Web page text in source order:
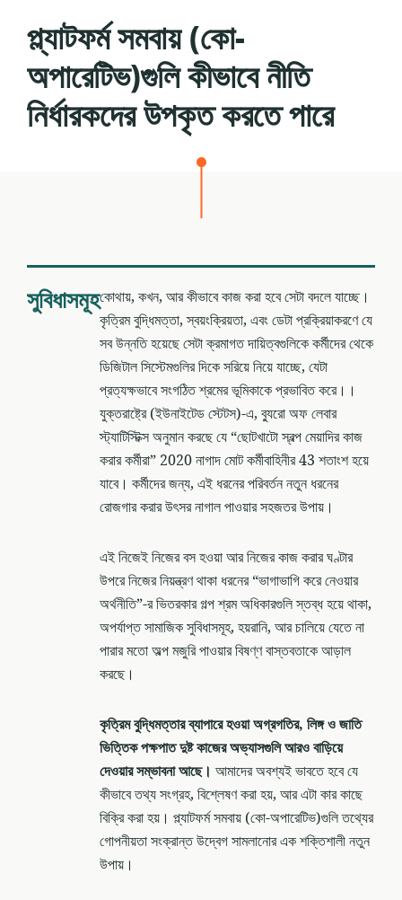
প্ল্যাটফর্ম সমবায় (কো-
অপারেটিভ)গুলি কীভাবে নীতি
নির্ধারকদের উপকৃত করতে পারে
সুবিধাসমূহকোথায়, কখন, আর কীভাবে কাজ করা হবে সেটা বদলে যাচ্ছে।
কৃত্রিম বুদ্ধিমত্তা, স্বয়ংক্রিয়তা, এবং ডেটা প্রক্রিয়াকরণে যে
সব উন্নতি হয়েছে সেটা ক্রমাগত দায়িত্বগুলিকে কর্মীদের থেকে
ডিজিটাল সিস্টেমগুলির দিকে সরিয়ে নিয়ে যাচ্ছে, যেটা
প্রত্যক্ষভাবে সংগঠিত শ্রমের ভূমিকাকে প্রভাবিত করে।।
যুক্তরাষ্ট্রে (ইউনাইটেড স্টেটস)-এ, ব্যুরো অফ লেবার
স্ট্যাটিস্টিক্স অনুমান করছে যে “ছোটখাটো স্বল্প মেয়াদির কাজ
করার কর্মীরা” 2020 নাগাদ মোট কর্মীবাহিনীর 43 শতাংশ হয়ে
যাবে। কর্মীদের জন্য, এই ধরনের পরিবর্তন নতুন ধরনের
রোজগার করার উৎসর নাগাল পাওয়ার সহজতর উপায়।
এই নিজেই নিজের বস হওয়া আর নিজের কাজ করার ঘণ্টার
উপরে নিজের নিয়ন্ত্রণ থাকা ধরনের “ভাগাভাগি করে নেওয়ার
অর্থনীতি”-র ভিতরকার গল্প শ্রম অধিকারগুলি স্তব্ধ হয়ে থাকা,
অপর্যাপ্ত সামাজিক সুবিধাসমূহ, হয়রানি, আর চালিয়ে যেতে না
পারার মতো অল্প মজুরি পাওয়ার বিষণ্ণ বাস্তবতাকে আড়াল
করছে।
কৃত্রিম বুদ্ধিমত্তার ব্যাপারে হওয়া অগ্রগতির, লিঙ্গ ও জাতি
ভিত্তিক পক্ষপাত দুষ্ট কাজের অভ্যাসগুলি আরও বাড়িয়ে
দেওয়ার সম্ভাবনা আছে। আমাদের অবশ্যই ভাবতে হবে যে
কীভাবে তথ্য সংগ্রহ, বিশ্লেষণ করা হয়, আর এটা কার কাছে
বিক্রি করা হয়। প্ল্যাটফর্ম সমবায় (কো-অপারেটিভ)গুলি তথ্যের
গোপনীয়তা সংক্রান্ত উদ্বেগ সামলানোর এক শক্তিশালী নতুন
উপায়।